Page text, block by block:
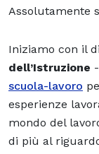
Assolutamente
Iniziamo con il
dell’Istruzione
scuola-lavoro
esperienze
mondo del
di più al